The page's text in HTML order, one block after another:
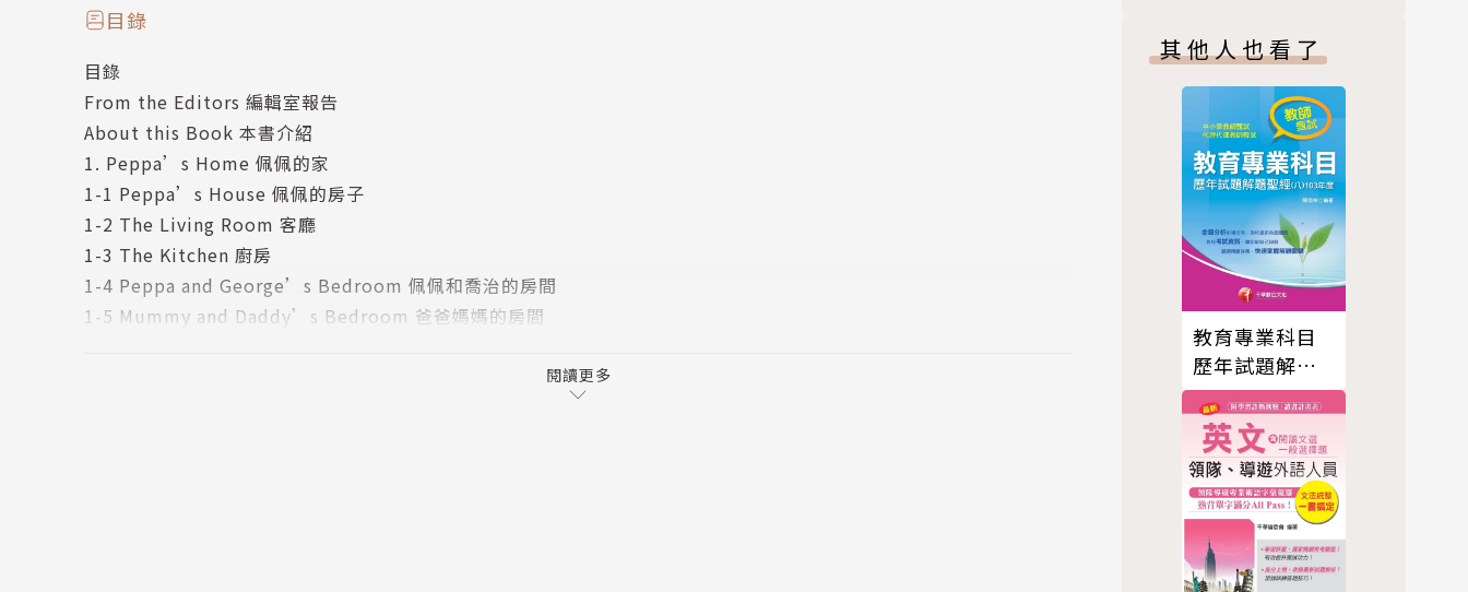
多彩多姿的豐富內容，背單字不枯燥乏味。
第一單元【佩佩的家】包含家具、家居及房間擺飾等生活常見用品。
第二單元【佩佩的家】包含小朋友常玩的室內、室外的玩具。
第三單元【佩佩愛美食】包含常見的食物以及烤肉、點心的特殊場合。
第四單元【佩佩的學校】包含教室內的物品以及美術勞作常用的文具。
第五單元【佩佩的四季】包含各種天氣的說法以及春夏秋冬出遊的場景。
第六單元【佩佩上山下海】包含出外遠遊所需物品以及各種船、飛機的說法。
英式美式英語穿插教學
全書約500個單字，以英式英語為主，但遇到與美式說法不同時，會加入美式說法為補充，內容都是由教學經驗豐富的英
目錄
目錄
From the Editors 編輯室報告
About this Book 本書介紹
1. Peppa’s Home 佩佩的家
1-1 Peppa’s House 佩佩的房子
1-2 The Living Room 客廳
1-3 The Kitchen 廚房
1-4 Peppa and George’s Bedroom 佩佩和喬治的房間
1-5 Mummy and Daddy’s Bedroom 爸爸媽媽的房間
閱讀更多
7000（全新增
修版）
其他人也看了
教育專業科目
歷年試題解題
聖經（八）103
年度[教師甄試
／教師檢定]